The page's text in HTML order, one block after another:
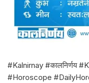
#Kalnirnay #कालनिर्णय
#Horoscope